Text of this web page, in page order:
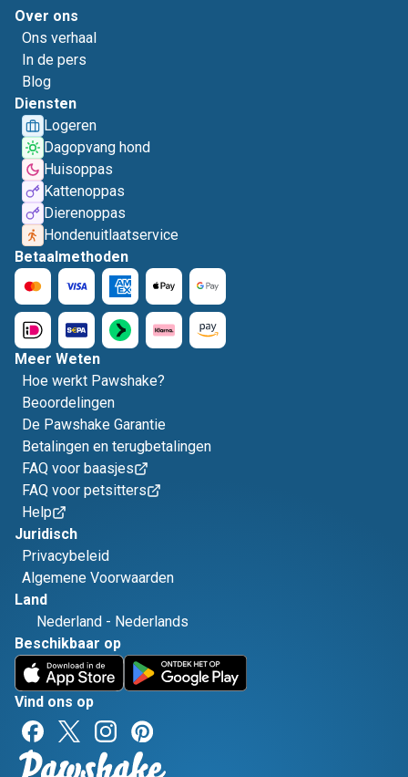
Over ons
Ons verhaal
In de pers
Blog
Diensten
Logeren
Dagopvang hond
Huisoppas
Kattenoppas
Dierenoppas
Hondenuitlaatservice
Betaalmethoden
Meer Weten
Hoe werkt Pawshake?
Beoordelingen
De Pawshake Garantie
Betalingen en terugbetalingen
FAQ voor baasjes
FAQ voor petsitters
Help
Juridisch
Privacybeleid
Algemene Voorwaarden
Land
Nederland - Nederlands
Beschikbaar op
Vind ons op